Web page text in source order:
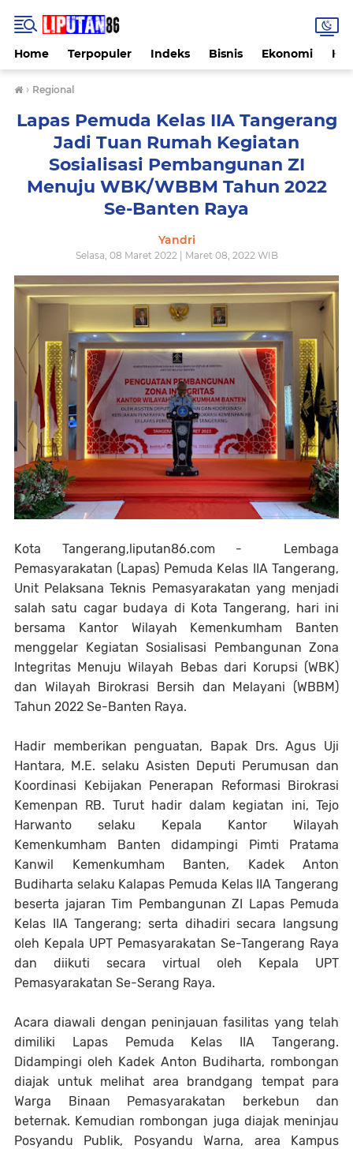
Home Terpopuler Indeks Bisnis Ekonomi
› Regional
Lapas Pemuda Kelas IIA Tangerang
Jadi Tuan Rumah Kegiatan
Sosialisasi Pembangunan ZI
Menuju WBK/WBBM Tahun 2022
Se-Banten Raya
Yandri
Selasa, 08 Maret 2022 | Maret 08, 2022 WIB
Kota Tangerang,liputan86.com - Lembaga
Pemasyarakatan (Lapas) Pemuda Kelas IIA Tangerang,
Unit Pelaksana Teknis Pemasyarakatan yang menjadi
salah satu cagar budaya di Kota Tangerang, hari ini
bersama Kantor Wilayah Kemenkumham Banten
menggelar Kegiatan Sosialisasi Pembangunan Zona
Integritas Menuju Wilayah Bebas dari Korupsi (WBK)
dan Wilayah Birokrasi Bersih dan Melayani (WBBM)
Tahun 2022 Se-Banten Raya.
Hadir memberikan penguatan, Bapak Drs. Agus Uji
Hantara, M.E. selaku Asisten Deputi Perumusan dan
Koordinasi Kebijakan Penerapan Reformasi Birokrasi
Kemenpan RB. Turut hadir dalam kegiatan ini, Tejo
Harwanto selaku Kepala Kantor Wilayah
Kemenkumham Banten didampingi Pimti Pratama
Kanwil Kemenkumham Banten, Kadek Anton
Budiharta selaku Kalapas Pemuda Kelas IIA Tangerang
beserta jajaran Tim Pembangunan ZI Lapas Pemuda
Kelas IIA Tangerang; serta dihadiri secara langsung
oleh Kepala UPT Pemasyarakatan Se-Tangerang Raya
dan diikuti secara virtual oleh Kepala UPT
Pemasyarakatan Se-Serang Raya.
Acara diawali dengan peninjauan fasilitas yang telah
dimiliki Lapas Pemuda Kelas IIA Tangerang.
Didampingi oleh Kadek Anton Budiharta, rombongan
diajak untuk melihat area brandgang tempat para
Warga Binaan Pemasyarakatan berkebun dan
beternak. Kemudian rombongan juga diajak meninjau
Posyandu Publik, Posyandu Warna, area Kampus